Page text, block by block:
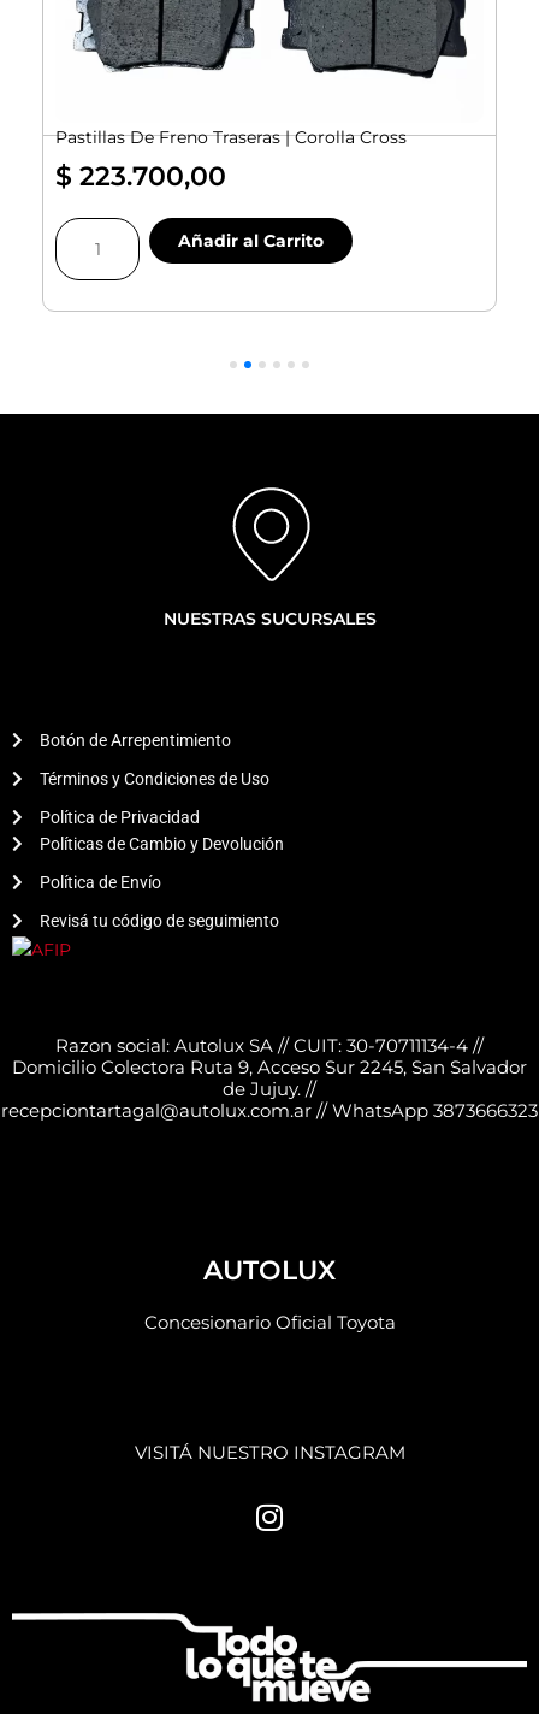
Pastillas De Freno Traseras | Corolla Cross
$ 223.700,00
Pastillas
Freno
Añadir al Carrito
NUESTRAS SUCURSALES
Botón de Arrepentimiento
Términos y Condiciones de Uso
Política de Privacidad
Políticas de Cambio y Devolución
Política de Envío
Revisá tu código de seguimiento
Razon social: Autolux SA // CUIT: 30-70711134-4 //
Domicilio Colectora Ruta 9, Acceso Sur 2245, San Salvador
de Jujuy. //
recepciontartagal@autolux.com.ar // WhatsApp 3873666323
AUTOLUX
Concesionario Oficial Toyota
VISITÁ NUESTRO INSTAGRAM
I
n
a
g
r